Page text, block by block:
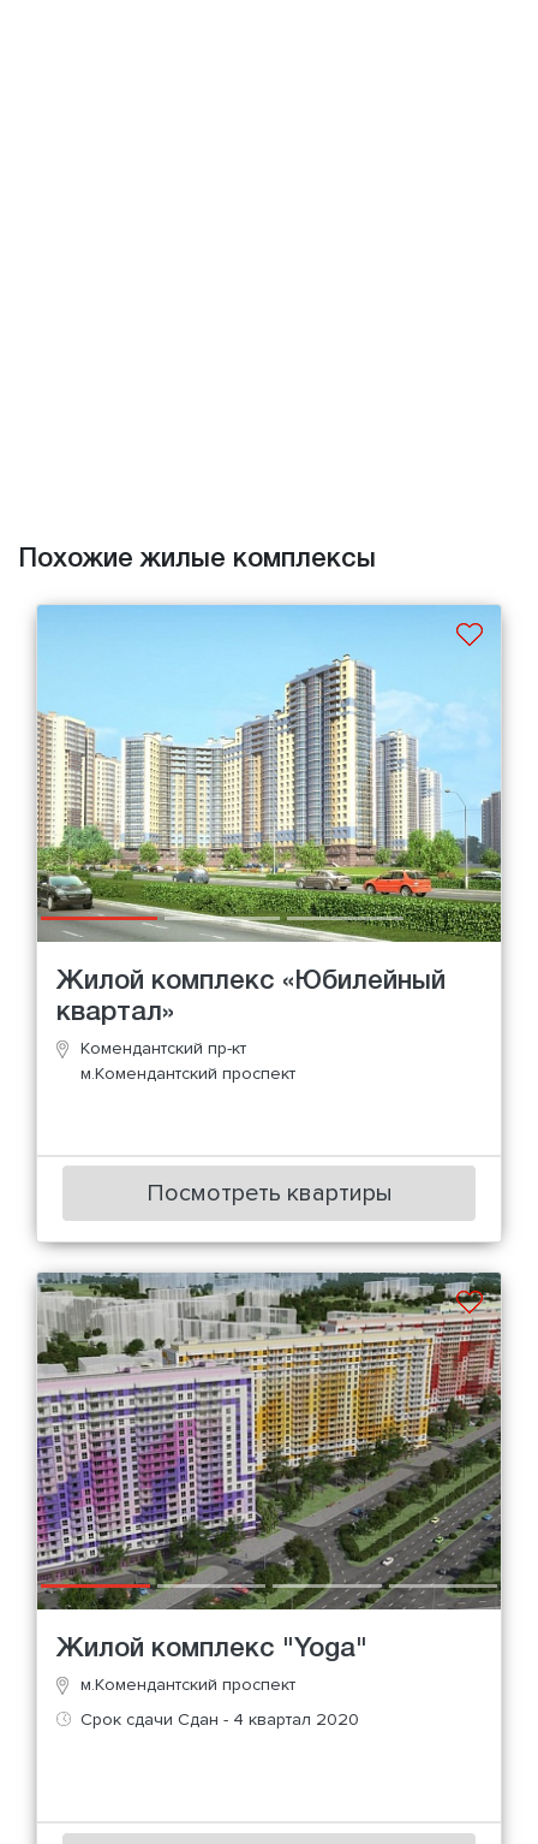
Похожие жилые комплексы
Жилой комплекс «Юбилейный
квартал»
Комендантский пр-кт
м.Комендантский проспект
Посмотреть квартиры
Жилой комплекс "Yoga"
м.Комендантский проспект
Срок сдачи Сдан - 4 квартал 2020